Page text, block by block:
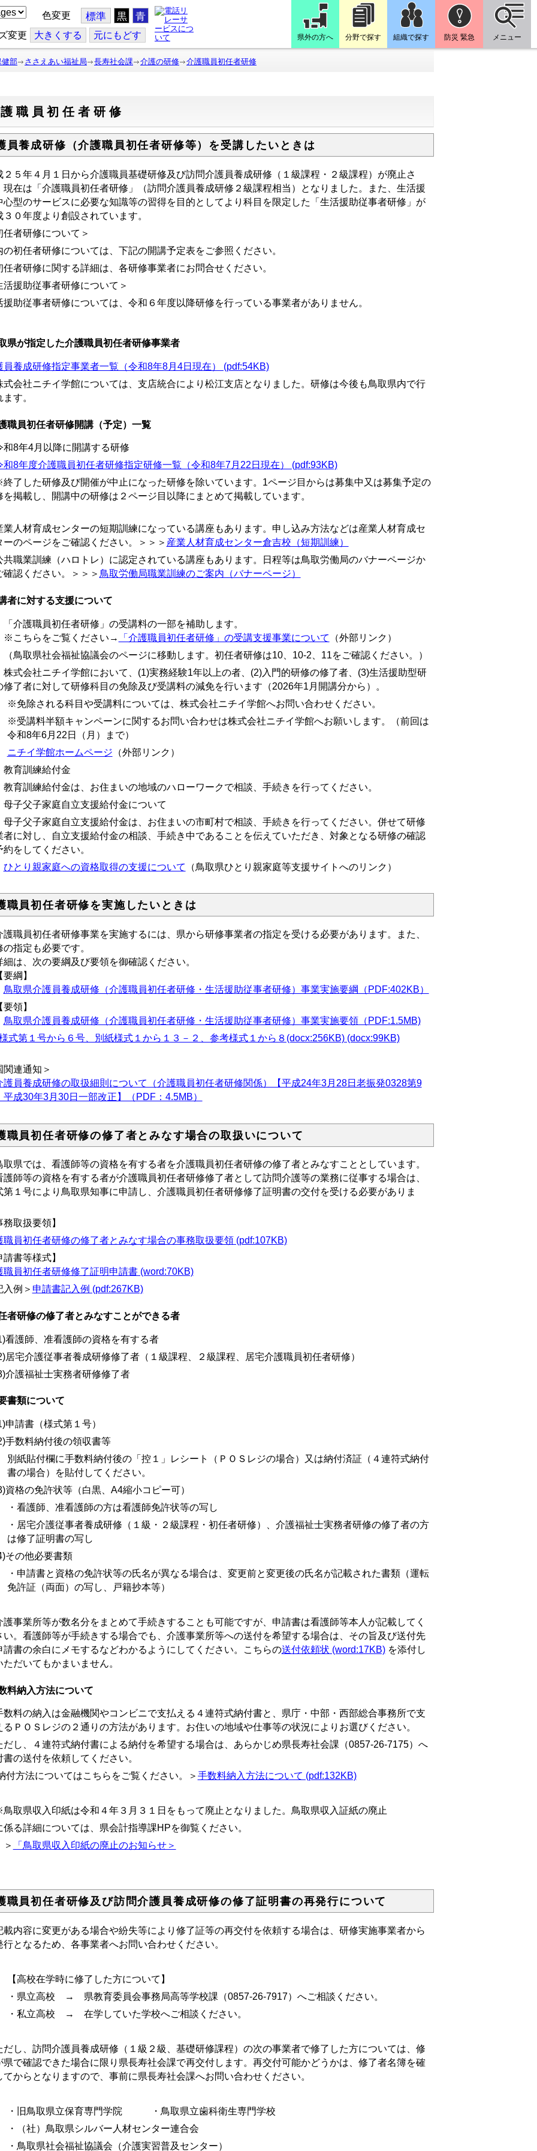
色変更 標準 黒 青
変更 大きくする 元にもどす 県外の方へ 分野で探す 組織で探す 防災 緊急 メニュー
健部 ささえあい福祉局 長寿社会課 介護の研修 介護職員初任者研修
職員初任者研修
員養成研修（介護職員初任者研修等）を受講したいときは
２５年４月１日から介護職員基礎研修及び訪問介護員養成研修（１級課程・２級課程）が廃止さ
現在は「介護職員初任者研修」（訪問介護員養成研修２級課程相当）となりました。また、生活援
心型のサービスに必要な知識等の習得を目的としてより科目を限定した「生活援助従事者研修」が
３０年度より創設されています。
任者研修について＞
の初任者研修については、下記の開講予定表をご参照ください。
者研修に関する詳細は、各研修事業者にお問合せください。
活援助従事者研修について＞
援助従事者研修については、令和６年度以降研修を行っている事業者がありません。
県が指定した介護職員初任者研修事業者
員養成研修指定事業者一覧（令和8年8月4日現在） (pdf:54KB)
会社ニチイ学館については、支店統合により松江支店となりました。研修は今後も鳥取県内で行
す。
職員初任者研修開講（予定）一覧
和8年4月以降に開講する研修
和8年度介護職員初任者研修指定研修一覧（令和8年7月22日現在） (pdf:93KB)
了した研修及び開催が中止になった研修を除いています。1ページ目からは募集中又は募集予定の
を掲載し、開講中の研修は２ページ目以降にまとめて掲載しています。
人材育成センターの短期訓練になっている講座もあります。申し込み方法などは産業人材育成セ
ーのページをご確認ください。＞＞＞ 産業人材育成センター倉吉校（短期訓練）
職業訓練（ハロトレ）に認定されている講座もあります。日程等は鳥取労働局のバナーページか
確認ください。＞＞＞ 鳥取労働局職業訓練のご案内（バナーページ）
者に対する支援について
介護職員初任者研修」の受講料の一部を補助します。
ちらをご覧ください→
「介護職員初任者研修」の受講支援事業について （外部リンク）
取県社会福祉協議会のページに移動します。初任者研修は10、10-2、11をご確認ください。）
式会社ニチイ学館において、(1)実務経験1年以上の者、(2)入門的研修の修了者、(3)生活援助型研
修了者に対して研修科目の免除及び受講料の減免を行います（2026年1月開講分から）。
※免除される科目や受講料については、株式会社ニチイ学館へお問い合わせください。
※受講料半額キャンペーンに関するお問い合わせは株式会社ニチイ学館へお願いします。（前回は
令和8年6月22日（月）まで）
ニチイ学館ホームページ （外部リンク）
育訓練給付金
訓練給付金は、お住まいの地域のハローワークで相談、手続きを行ってください。
子父子家庭自立支援給付金について
父子家庭自立支援給付金は、お住まいの市町村で相談、手続きを行ってください。併せて研修
者に対し、自立支援給付金の相談、手続き中であることを伝えていただき、対象となる研修の確認
約をしてください。
ひとり親家庭への資格取得の支援について （鳥取県ひとり親家庭等支援サイトへのリンク）
職員初任者研修を実施したいときは
職員初任者研修事業を実施するには、県から研修事業者の指定を受ける必要があります。また、
の指定も必要です。
は、次の要綱及び要領を御確認ください。
綱】
鳥取県介護員養成研修（介護職員初任者研修・生活援助従事者研修）事業実施要綱（PDF:402KB）
領】
鳥取県介護員養成研修（介護職員初任者研修・生活援助従事者研修）事業実施要領（PDF:1.5MB)
式第１号から６号、別紙様式１から１３－２、参考様式１から８(docx:256KB) (docx:99KB)
関連通知＞
護員養成研修の取扱細則について（介護職員初任者研修関係）【平成24年3月28日老振発0328第9
平成30年3月30日一部改正】（PDF：4.5MB）
職員初任者研修の修了者とみなす場合の取扱いについて
県では、看護師等の資格を有する者を介護職員初任者研修の修了者とみなすこととしています。
師等の資格を有する者が介護職員初任者研修修了者として訪問介護等の業務に従事する場合は、
第１号により鳥取県知事に申請し、介護職員初任者研修修了証明書の交付を受ける必要がありま
務取扱要領】
職員初任者研修の修了者とみなす場合の事務取扱要領 (pdf:107KB)
請書等様式】
職員初任者研修修了証明申請書 (word:70KB)
例＞ 申請書記入例 (pdf:267KB)
者研修の修了者とみなすことができる者
護師、准看護師の資格を有する者
宅介護従事者養成研修修了者（１級課程、２級課程、居宅介護職員初任者研修）
護福祉士実務者研修修了者
書類について
請書（様式第１号）
数料納付後の領収書等
別紙貼付欄に手数料納付後の「控１」レシート（ＰＯＳレジの場合）又は納付済証（４連符式納付
書の場合）を貼付してください。
格の免許状等（白黒、A4縮小コピー可）
・看護師、准看護師の方は看護師免許状等の写し
・居宅介護従事者養成研修（１級・２級課程・初任者研修）、介護福祉士実務者研修の修了者の方
は修了証明書の写し
の他必要書類
・申請書と資格の免許状等の氏名が異なる場合は、変更前と変更後の氏名が記載された書類（運転
免許証（両面）の写し、戸籍抄本等）
事業所等が数名分をまとめて手続きすることも可能ですが、申請書は看護師等本人が記載してく
い。看護師等が手続きする場合でも、介護事業所等への送付を希望する場合は、その旨及び送付先
請書の余白にメモするなどわかるようにしてください。こちらの送付依頼状 (word:17KB)を添付し
ただいてもかまいません。
料納入方法について
料の納入は金融機関やコンビニで支払える４連符式納付書と、県庁・中部・西部総合事務所で支
るＰＯＳレジの２通りの方法があります。お住いの地域や仕事等の状況によりお選びください。
し、４連符式納付書による納付を希望する場合は、あらかじめ県長寿社会課（0857-26-7175）へ
書の送付を依頼してください。
方法についてはこちらをご覧ください。＞ 手数料納入方法について (pdf:132KB)
取県収入印紙は令和４年３月３１日をもって廃止となりました。鳥取県収入証紙の廃止
る詳細については、県会計指導課HPを御覧ください。
「鳥取県収入印紙の廃止のお知らせ＞
職員初任者研修及び訪問介護員養成研修の修了証明書の再発行について
内容に変更がある場合や紛失等により修了証等の再交付を依頼する場合は、研修実施事業者から
行となるため、各事業者へお問い合わせください。
【高校在学時に修了した方について】
・県立高校 → 県教育委員会事務局高等学校課（0857-26-7917）へご相談ください。
・私立高校 → 在学していた学校へご相談ください。
し、訪問介護員養成研修（１級２級、基礎研修課程）の次の事業者で修了した方については、修
県で確認できた場合に限り県長寿社会課で再交付します。再交付可能かどうかは、修了者名簿を確
てからとなりますので、事前に県長寿社会課へお問い合わせください。
・旧鳥取県立保育専門学院 ・鳥取県立歯科衛生専門学校
・（社）鳥取県シルバー人材センター連合会
・鳥取県社会福祉協議会（介護実習普及センター）